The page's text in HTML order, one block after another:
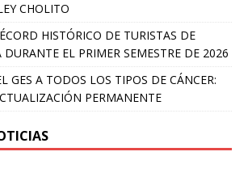
CHOLITO
HISTÓRICO DE TURISTAS DE
EL PRIMER SEMESTRE DE 2026
GES A TODOS LOS TIPOS DE CÁNCER:
PERMANENTE